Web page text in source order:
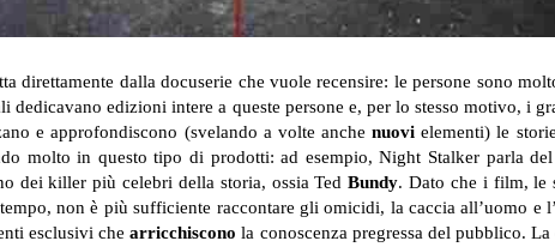
direttamente dalla docuserie che vuole recensire: le persone sono
dedicavano edizioni intere a queste persone e, per lo stesso motivo, i
e approfondiscono (svelando a volte anchenuovi elementi) le
molto in questo tipo di prodotti: ad esempio, Night Stalker parla
dei killer più celebri della storia, ossia TedBundy. Dato che i film, le
non è più sufficiente raccontare gli omicidi, la caccia all’uomo e
esclusivi chearricchiscono la conoscenza pregressa del pubblico.